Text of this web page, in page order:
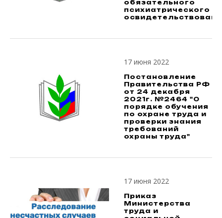
обязательного
психиатрического
17 июня 2022
Постановление
Правительства РФ
от 24 декабря
2021г. №2464 "О
порядке обучения
по охране труда и
проверки знания
требований
охраны труда"
17 июня 2022
Приказ
Министерства
труда и